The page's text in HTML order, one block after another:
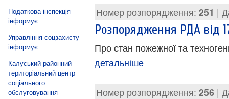
Податкова інспекція
інформує
Управління соцзахисту
інформує
Калуський районний
територіальний центр
соціального
обслуговування
Номер розпорядження: 251 |
Розпорядження РДА від
Про стан пожежної та
детальніше
Номер розпорядження: 256 |